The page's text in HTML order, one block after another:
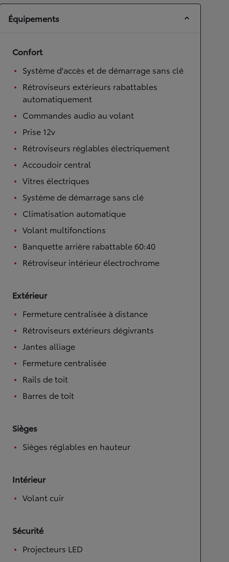
Équipements
Confort
Système d'accès et de démarrage sans clé
Rétroviseurs extérieurs rabattables
automatiquement
Commandes audio au volant
Prise 12v
Rétroviseurs réglables électriquement
Accoudoir central
Vitres électriques
Système de démarrage sans clé
Climatisation automatique
Volant multifonctions
Banquette arrière rabattable 60:40
Rétroviseur intérieur électrochrome
Extérieur
Fermeture centralisée à distance
Rétroviseurs extérieurs dégivrants
Jantes alliage
Fermeture centralisée
Rails de toit
Barres de toit
Sièges
Sièges réglables en hauteur
Intérieur
Volant cuir
Sécurité
Projecteurs LED